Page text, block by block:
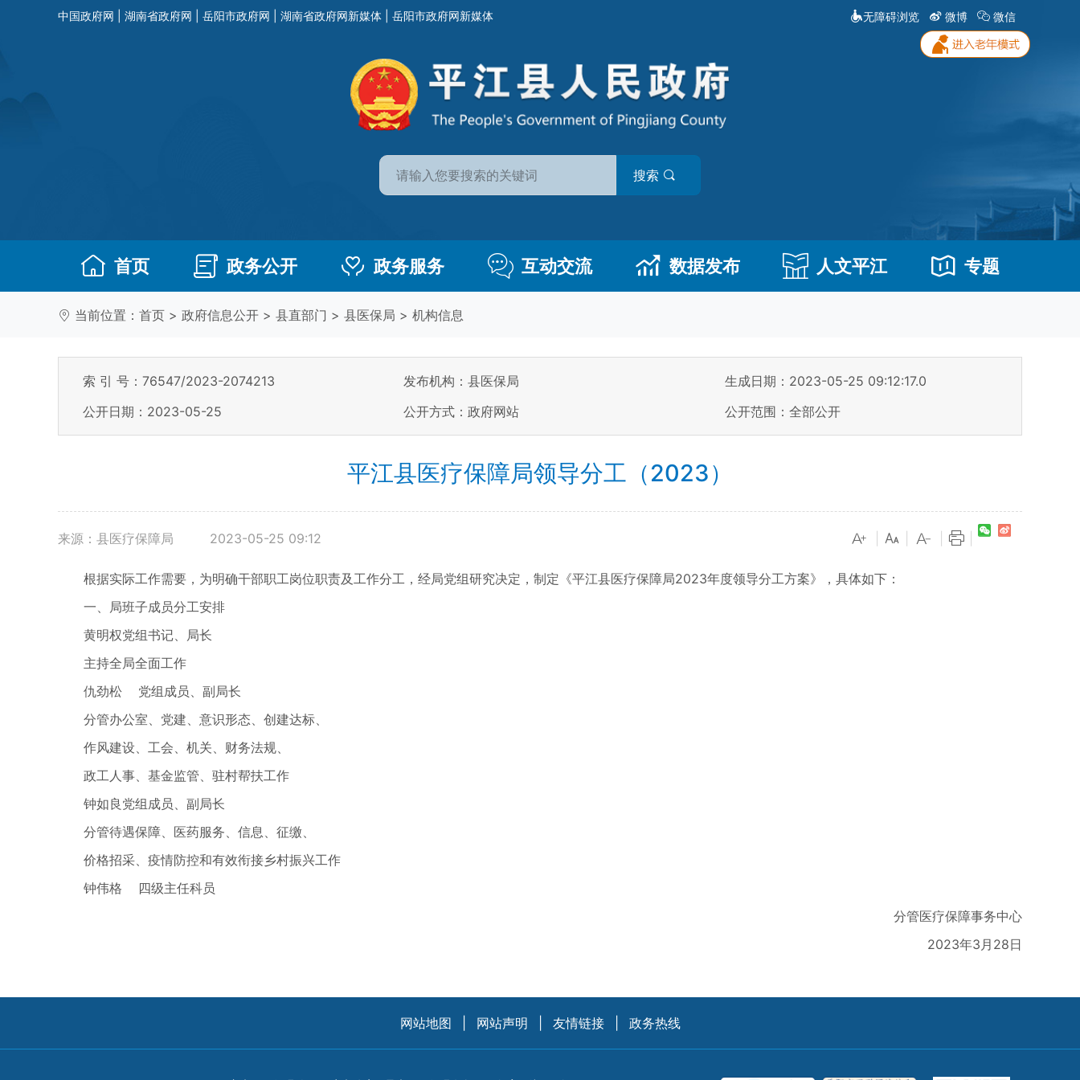
中国政府网 湖南省政府网 岳阳市政府网 湖南省政府网新媒体 岳阳市政府网新媒体 无障碍浏览 微博 微信
搜索
首页 政务公开 政务服务 互动交流 数据发布 人文平江 专题
当前位置： 首页 > 政府信息公开 > 县直部门 > 县医保局 > 机构信息
索 引 号：76547/2023-2074213 发布机构：县医保局
生成日期：2023-05-25 09:12:17.0
公开日期：2023-05-25
公开方式：政府网站 公开范围：全部公开
平江县医疗保障局领导分工（2023）
来源：县医疗保障局 2023-05-25 09:12
根据实际工作需要，为明确干部职工岗位职责及工作分工，经局党组研究决定，制定《平江县医疗保障局2023年度领导分工方案》，具体如下：
一、局班子成员分工安排
黄明权党组书记、局长
主持全局全面工作
仇劲松 党组成员、副局长
分管办公室、党建、意识形态、创建达标、
作风建设、工会、机关、财务法规、
政工人事、基金监管、驻村帮扶工作
钟如良党组成员、副局长
分管待遇保障、医药服务、信息、征缴、
价格招采、疫情防控和有效衔接乡村振兴工作
钟伟格 四级主任科员
分管医疗保障事务中心
2023年3月28日
网站地图 网站声明 友情链接 政务热线